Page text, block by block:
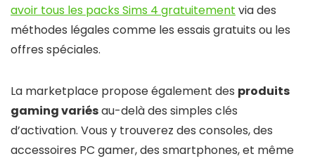
avoir tous les packs Sims 4 gratuitement via des
méthodes légales comme les essais gratuits ou les
offres spéciales.
La marketplace propose également des produits
gaming variésau-delà des simples clés
d’activation. Vous y trouverez des consoles, des
accessoires PC gamer, des smartphones, et même